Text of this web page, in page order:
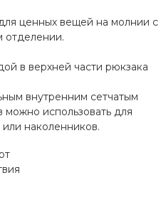
ценных вещей на молнии с
отделении.
в верхней части рюкзака
внутренним сетчатым
использовать для
наколенников.